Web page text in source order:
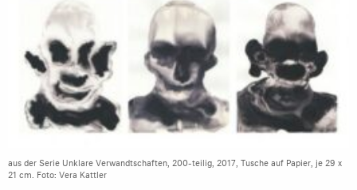
aus der Serie Unklare Verwandtschaften, 200-teilig, 2017, Tusche auf Papier, je 29 x
21 cm. Foto: Vera Kattler